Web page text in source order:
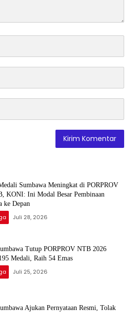
Sumbawa Meningkat di PORPROV
KONI: Ini Modal Besar Pembinaan
ke Depan
Juli 28, 2026
Tutup PORPROV NTB 2026
Medali, Raih 54 Emas
Juli 25, 2026
Ajukan Pernyataan Resmi, Tolak